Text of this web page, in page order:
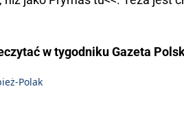
w tygodniku Gazeta
Polak